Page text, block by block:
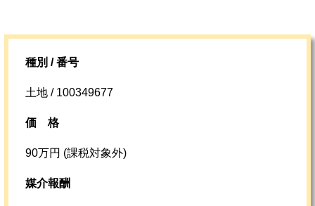
種別 / 番号
土地 / 100349677
価格
90万円 (課税対象外)
媒介報酬